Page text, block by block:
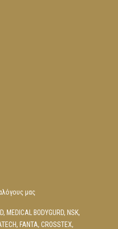
μας
, MEDICAL BODYGURD, NSK,
, FANTA, CROSSTEX,